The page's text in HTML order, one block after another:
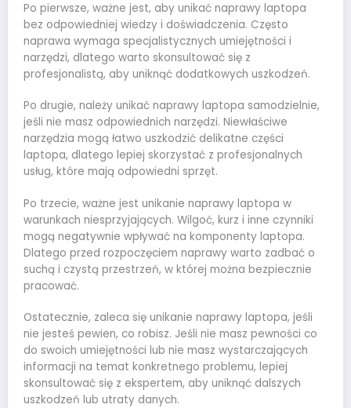
Po pierwsze, ważne jest, aby unikać naprawy laptopa
bez odpowiedniej wiedzy i doświadczenia. Często
naprawa wymaga specjalistycznych umiejętności i
narzędzi, dlatego warto skonsultować się z
profesjonalistą, aby uniknąć dodatkowych uszkodzeń.
Po drugie, należy unikać naprawy laptopa samodzielnie,
jeśli nie masz odpowiednich narzędzi. Niewłaściwe
narzędzia mogą łatwo uszkodzić delikatne części
laptopa, dlatego lepiej skorzystać z profesjonalnych
usług, które mają odpowiedni sprzęt.
Po trzecie, ważne jest unikanie naprawy laptopa w
warunkach niesprzyjających. Wilgoć, kurz i inne czynniki
mogą negatywnie wpływać na komponenty laptopa.
Dlatego przed rozpoczęciem naprawy warto zadbać o
suchą i czystą przestrzeń, w której można bezpiecznie
pracować.
Ostatecznie, zaleca się unikanie naprawy laptopa, jeśli
nie jesteś pewien, co robisz. Jeśli nie masz pewności co
do swoich umiejętności lub nie masz wystarczających
informacji na temat konkretnego problemu, lepiej
skonsultować się z ekspertem, aby uniknąć dalszych
uszkodzeń lub utraty danych.